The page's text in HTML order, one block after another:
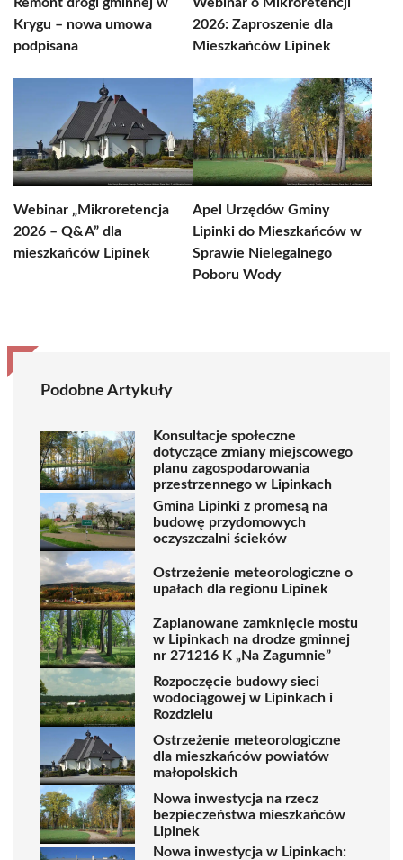
Krygu – nowa umowa
podpisana
2026: Zaproszenie dla
Mieszkańców Lipinek
Webinar „Mikroretencja
2026 – Q&A” dla
mieszkańców Lipinek
Apel Urzędów Gminy
Lipinki do Mieszkańców w
Sprawie Nielegalnego
Poboru Wody
Podobne Artykuły
Konsultacje społeczne
dotyczące zmiany miejscowego
planu zagospodarowania
przestrzennego w Lipinkach
Gmina Lipinki z promesą na
budowę przydomowych
oczyszczalni ścieków
Ostrzeżenie meteorologiczne o
upałach dla regionu Lipinek
Zaplanowane zamknięcie mostu
w Lipinkach na drodze gminnej
nr 271216 K „Na Zagumnie”
Rozpoczęcie budowy sieci
wodociągowej w Lipinkach i
Rozdzielu
Ostrzeżenie meteorologiczne
dla mieszkańców powiatów
małopolskich
Nowa inwestycja na rzecz
bezpieczeństwa mieszkańców
Lipinek
Nowa inwestycja w Lipinkach: